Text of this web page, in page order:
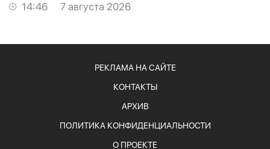
14:46
7 августа 2026
РЕКЛАМА НА САЙТЕ
КОНТАКТЫ
АРХИВ
ПОЛИТИКА КОНФИДЕНЦИАЛЬНОСТИ
О ПРОЕКТЕ